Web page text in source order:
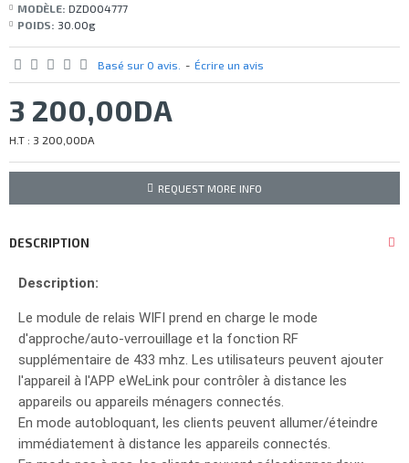
MODÈLE: DZD004777
POIDS: 30.00g
Basé sur 0 avis. - Écrire un avis
3 200,00DA
H.T : 3 200,00DA
REQUEST MORE INFO
DESCRIPTION
Description:
Le module de relais WIFI prend en charge le mode
d'approche/auto-verrouillage et la fonction RF
supplémentaire de 433 mhz. Les utilisateurs peuvent ajouter
l'appareil à l'APP eWeLink pour contrôler à distance les
appareils ou appareils ménagers connectés.
En mode autobloquant, les clients peuvent allumer/éteindre
immédiatement à distance les appareils connectés.